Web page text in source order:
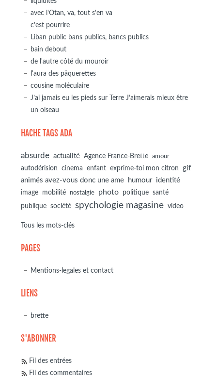
avec l'Otan, va, tout s'en va
c'est pourrire
Liban public bans publics, bancs publics
bain debout
de l'autre côté du mouroir
l'aura des pâquerettes
cousine moléculaire
J’ai jamais eu les pieds sur Terre J’aimerais mieux être
un oiseau
HACHE TAGS ADA
absurde actualité Agence France-Brette amour
autodérision cinema enfant exprime-toi mon citron
gif
animés avez-vous donc une ame
humour identité
image mobilité nostalgie photo politique
santé
publique
société spychologie magasine video
Tous les mots-clés
PAGES
Mentions-legales et contact
LIENS
brette
S'ABONNER
Fil des entrées
Fil des commentaires